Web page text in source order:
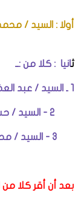
أولا : السيد
ثانيا : كلا من :ــ
1 ـ السيد / عبد العظيم ....... ,المقيم شارع ... , العشرين , بولاق الدكرور , جيزة , مصري الجنسية , .بطاقة قومي :......... .
بعد أن أقر كلا